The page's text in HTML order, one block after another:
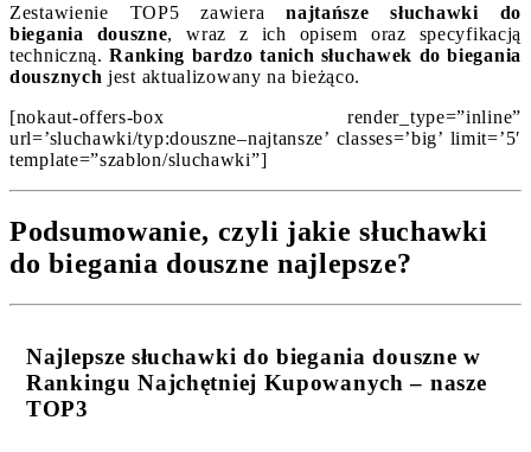
Zestawienie TOP5 zawieranajtańsze słuchawki do
biegania douszne, wraz z ich opisem oraz specyfikacją
techniczną.Ranking bardzo tanich słuchawek do biegania
dousznych jest aktualizowany na bieżąco.
[nokaut-offers-box render_type=”inline”
url=’sluchawki/typ:douszne–najtansze’ classes=’big’ limit=’5′
template=”szablon/sluchawki”]
Podsumowanie, czyli jakie słuchawki
do biegania douszne najlepsze?
Najlepsze słuchawki do biegania douszne w
Rankingu Najchętniej Kupowanych – nasze
TOP3